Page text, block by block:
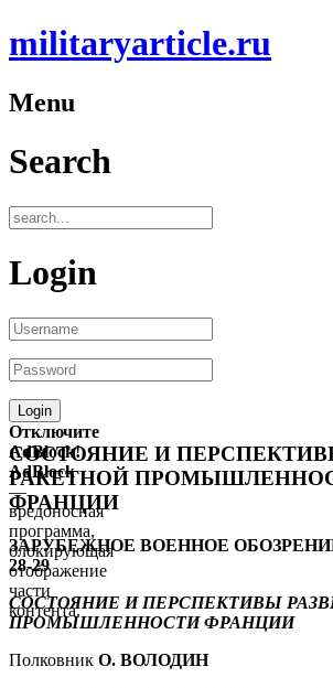
militaryarticle.ru
Menu
Search
Login
Отключите
AdBlock!
AdBlock
—
вредоносная
программа,
блокирующая
отображение
части
контента.
СОСТОЯНИЕ И
РАКЕТНОЙ
ФРАНЦИИ
ЗАРУБЕЖНОЕ ВОЕННОЕ ОБОЗРЕНИЕ
28-29
СОСТОЯНИЕ И ПЕРСПЕКТИВЫ
ПРОМЫШЛЕННОСТИ ФРАНЦИИ
Полковник О. ВОЛОДИН